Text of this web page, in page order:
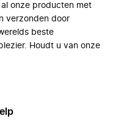
onze producten met
verzonden door
beste
Houdt u van onze